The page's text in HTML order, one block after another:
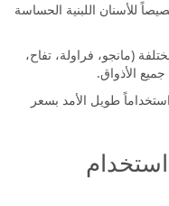
للأسنان اللبنية الحساسة
متوفر بـ6 نكهات مختلفة (مانجو، فراولة، تفاح،
الأذواق.
75 جرام يوفر استخداماً طويل الأمد بسعر